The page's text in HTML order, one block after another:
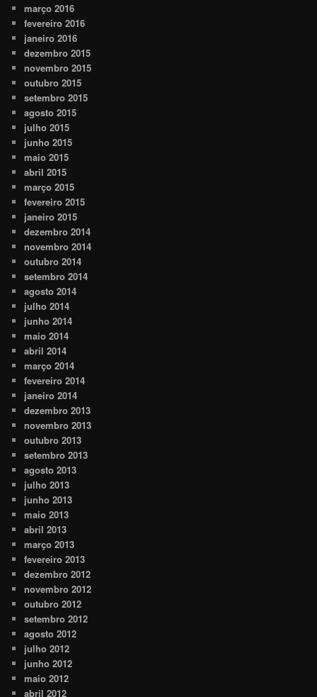
março 2016
fevereiro 2016
janeiro 2016
dezembro 2015
novembro 2015
outubro 2015
setembro 2015
agosto 2015
julho 2015
junho 2015
maio 2015
abril 2015
março 2015
fevereiro 2015
janeiro 2015
dezembro 2014
novembro 2014
outubro 2014
setembro 2014
agosto 2014
julho 2014
junho 2014
maio 2014
abril 2014
março 2014
fevereiro 2014
janeiro 2014
dezembro 2013
novembro 2013
outubro 2013
setembro 2013
agosto 2013
julho 2013
junho 2013
maio 2013
abril 2013
março 2013
fevereiro 2013
dezembro 2012
novembro 2012
outubro 2012
setembro 2012
agosto 2012
julho 2012
junho 2012
maio 2012
abril 2012